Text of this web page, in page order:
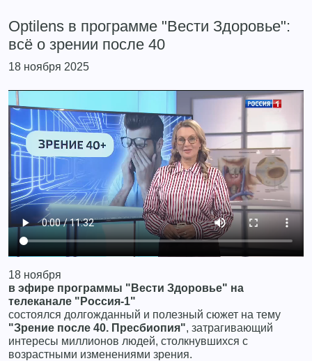
Optilens в программе "Вести Здоровье":
всё о зрении после 40
18 ноября 2025
18 ноября
в эфире программы "Вести Здоровье" на
телеканале "Россия-1"
состоялся долгожданный и полезный сюжет на тему
"Зрение после 40. Пресбиопия" , затрагивающий
интересы миллионов людей, столкнувшихся с
возрастными изменениями зрения.